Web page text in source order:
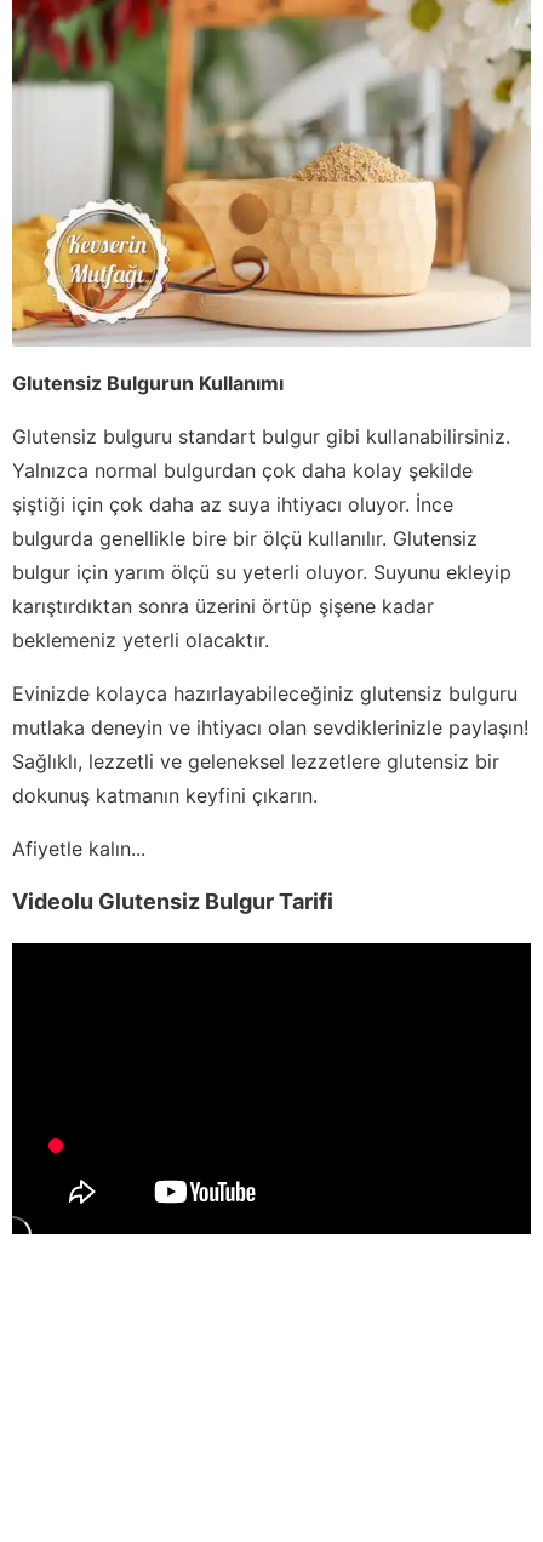
Glutensiz Bulgurun Kullanımı
Glutensiz bulguru standart bulgur gibi kullanabilirsiniz.
Yalnızca normal bulgurdan çok daha kolay şekilde
şiştiği için çok daha az suya ihtiyacı oluyor. İnce
bulgurda genellikle bire bir ölçü kullanılır. Glutensiz
bulgur için yarım ölçü su yeterli oluyor. Suyunu ekleyip
karıştırdıktan sonra üzerini örtüp şişene kadar
beklemeniz yeterli olacaktır.
Evinizde kolayca hazırlayabileceğiniz glutensiz bulguru
mutlaka deneyin ve ihtiyacı olan sevdiklerinizle paylaşın!
Sağlıklı, lezzetli ve geleneksel lezzetlere glutensiz bir
dokunuş katmanın keyfini çıkarın.
Afiyetle kalın...
Videolu Glutensiz Bulgur Tarifi